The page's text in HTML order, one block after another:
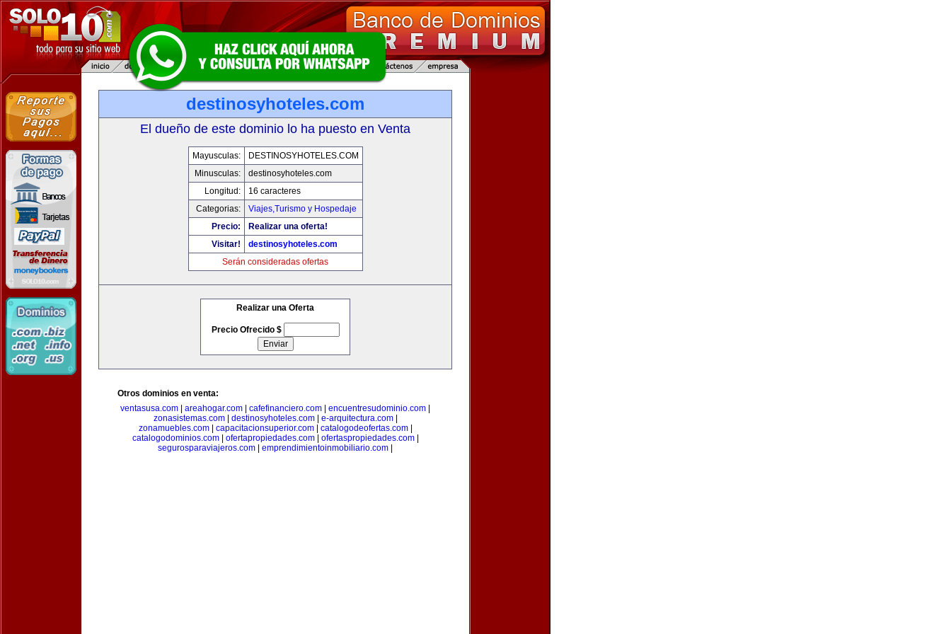
destinosyhoteles.com
El dueño de este dominio lo ha puesto en Venta
Mayusculas:
DESTINOSYHOTELES.COM
Minusculas:
destinosyhoteles.com
Longitud:
16 caracteres
Categorias:
Viajes,Turismo y Hospedaje
Precio:
Realizar una oferta!
Visitar!
destinosyhoteles.com
Serán consideradas ofertas
Realizar una Oferta
Precio Ofrecido $
Otros dominios en venta:
ventasusa.com
areahogar.com cafefinanciero.com encuentresudominio.com
zonasistemas.com| destinosyhoteles.com| e-arquitectura.com|
zonamuebles.com| capacitacionsuperior.com| catalogodeofertas.com|
catalogodominios.com| ofertapropiedades.com| ofertaspropiedades.com|
segurosparaviajeros.com
emprendimientoinmobiliario.com